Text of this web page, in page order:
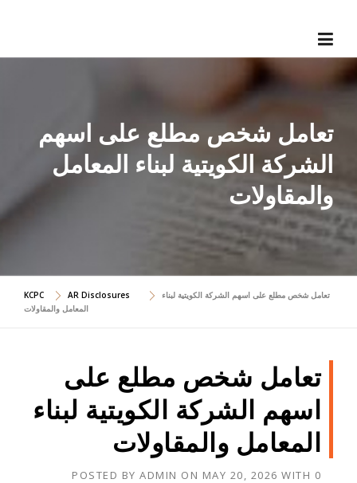
تعامل شخص مطلع على اسهم
الشركة الكويتية لبناء المعامل
والمقاولات
KCPC AR Disclosures
تعامل شخص مطلع على اسهم الشركة الكويتية لبناء
المعامل والمقاولات
تعامل شخص مطلع على
اسهم الشركة الكويتية لبناء
المعامل والمقاولات
POSTED BY ADMIN ON MAY 20, 2026 WITH 0